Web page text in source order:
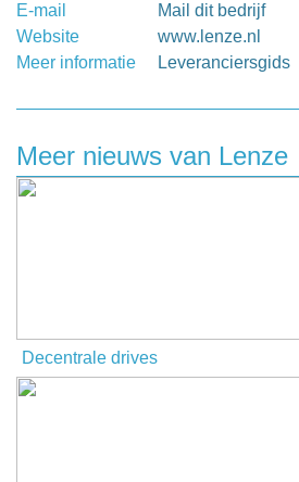
E-mail
Mail dit bedrijf
Website
www.lenze.nl
Meer informatie
Leveranciersgids
Meer nieuws van Lenze
Decentrale drives